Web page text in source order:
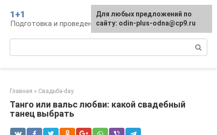
контенту
1+1
Подготовка и проведение свадьбы, традиции
Главная » Свадьба-day
Танго или вальс любви: какой свадебный
танец выбрать
Для любых предложений по
сайту: odin-plus-odna@cp9.ru